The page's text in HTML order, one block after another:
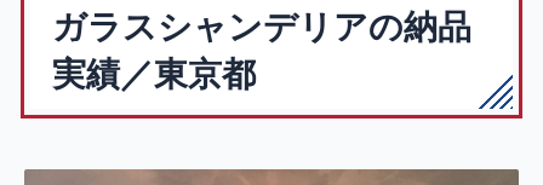
ガラスシャンデリアの納品
実績／東京都